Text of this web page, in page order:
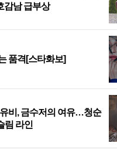
감남 급부상
품격[스타화보]
유비, 금수저의 여유…청순
림 라인